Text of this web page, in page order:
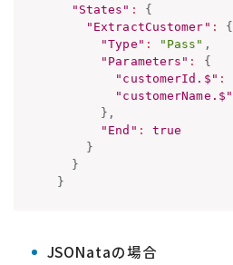
"States" :
{
"ExtractCustomer" :
{
"Type" : "Pass" ,
"Parameters" :
{
"customerId.$" :
"customerName.$"
} ,
"End" :
true
}
}
}
JSONataの場合